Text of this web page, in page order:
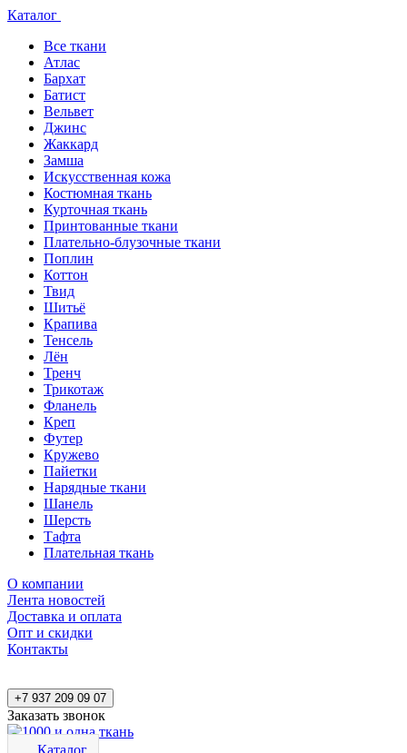
Каталог
Все ткани
Атлас
Бархат
Батист
Вельвет
Джинс
Жаккард
Замша
Искусственная кожа
Костюмная ткань
Курточная ткань
Принтованные ткани
Плательно-блузочные ткани
Поплин
Коттон
Твид
Шитьё
Крапива
Тенсель
Лён
Тренч
Трикотаж
Фланель
Креп
Футер
Кружево
Пайетки
Нарядные ткани
Шанель
Шерсть
Тафта
Плательная ткань
О компании
Лента новостей
Доставка и оплата
Опт и скидки
Контакты
+7 937 209 09 07
Заказать звонок
Каталог